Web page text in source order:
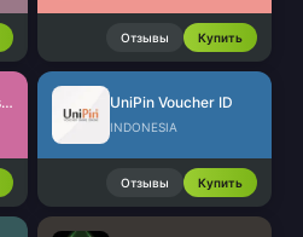
Отзывы Купить
Free Fire Diamonds EU + TR UniPin Voucher ID
INDONESIA
Отзывы Купить